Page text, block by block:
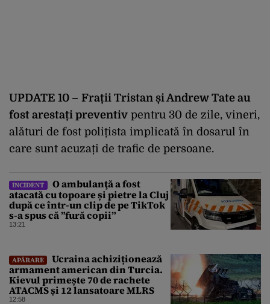
UPDATE 10 – Frații Tristan și Andrew Tate au
fost arestați preventiv pentru 30 de zile, vineri,
alături de fost polițista implicată în dosarul în
care sunt acuzați de trafic de persoane.
INCIDENT
O ambulanţă a fost
atacată cu topoare și pietre la Cluj
după ce într-un clip de pe TikTok
s-a spus că ”fură copii”
13:21
APĂRARE
Ucraina achiziționează
armament american din Turcia.
Kievul primește 70 de rachete
ATACMS și 12 lansatoare MLRS
12:58